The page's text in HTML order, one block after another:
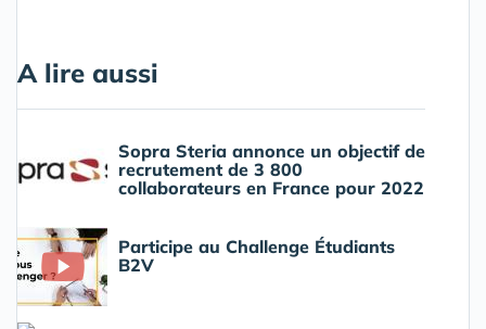
A lire aussi
Sopra Steria annonce un objectif de
recrutement de 3 800
collaborateurs en France pour 2022
Participe au Challenge Étudiants
B2V